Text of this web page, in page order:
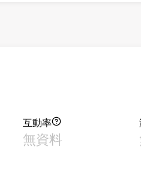
互動率
無資料